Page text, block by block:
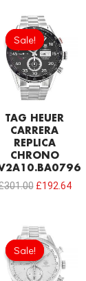
Sale!
Sale!
TAG HEUER
CARRERA
REPLICA
CHRONO
301.00
Original
price
was:
£301.00.
£192.64
Sale!
Sale!
Original
price
was:
£301.00.